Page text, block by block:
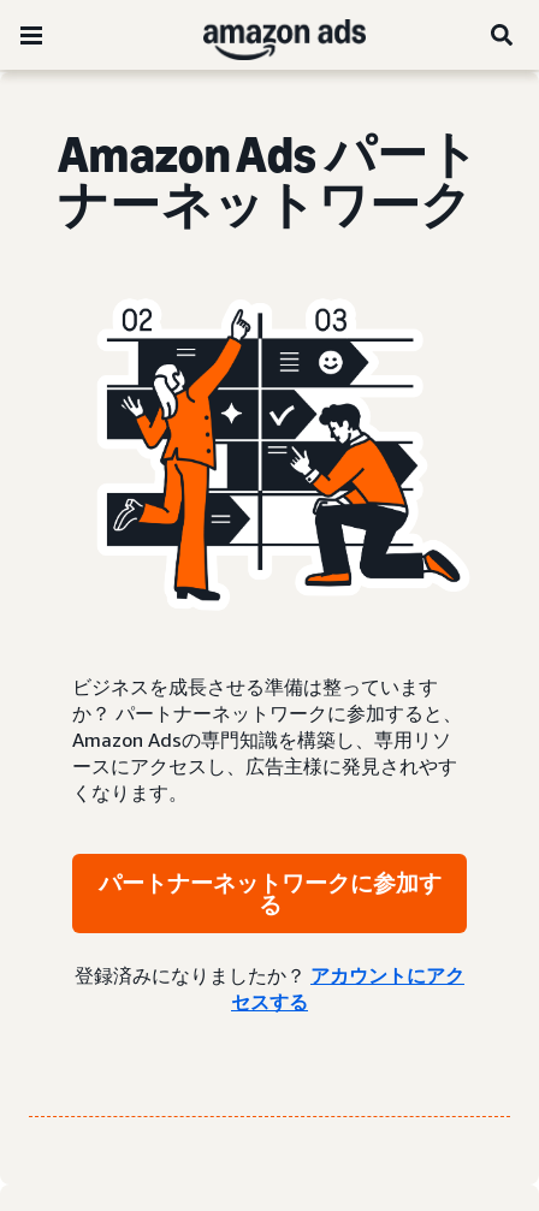
Amazon Ads パート
ナーネットワーク
ビジネスを成長させる準備は整っています
か？ パートナーネットワークに参加すると、
Amazon Adsの専門知識を構築し、専用リソ
ースにアクセスし、広告主様に発見されやす
くなります。
パートナーネットワークに参加す
る
登録済みになりましたか？ アカウントにアク
セスする